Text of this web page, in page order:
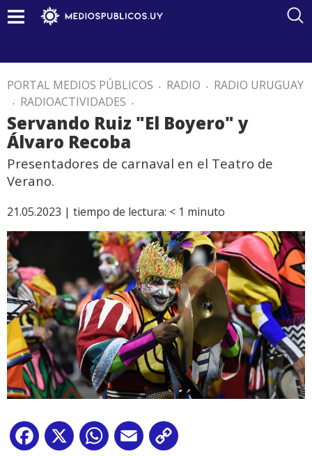
PORTAL MEDIOS PÚBLICOS . RADIO . RADIO URUGUAY
. RADIOACTIVIDADES .
Servando Ruiz "El Boyero" y
Álvaro Recoba
Presentadores de carnaval en el Teatro de
Verano.
21.05.2023 | tiempo de lectura: < 1 minuto
Facebook
X WhatsApp
Email